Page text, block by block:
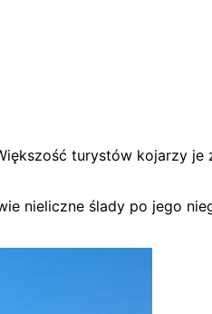
turystów kojarzy je
nieliczne ślady po jego